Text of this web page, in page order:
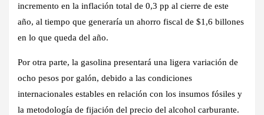
incremento en la inflación total de 0,3 pp al cierre de este
año, al tiempo que generaría un ahorro fiscal de $1,6 billones
en lo que queda del año.
Por otra parte, la gasolina presentará una ligera variación de
ocho pesos por galón, debido a las condiciones
internacionales estables en relación con los insumos fósiles y
la metodología de fijación del precio del alcohol carburante.